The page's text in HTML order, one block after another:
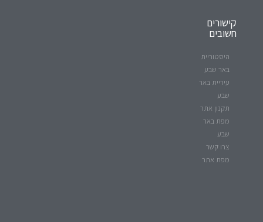
קישורים
חשובים
היסטוריית
באר שבע
עיריית באר
שבע
תקנון אתר
מפת באר
שבע
צרו קשר
מפת אתר